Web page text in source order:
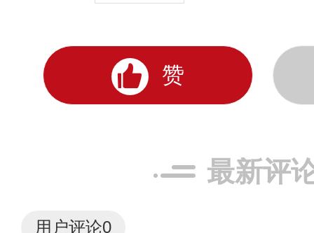
赞
最新评
用户评论0